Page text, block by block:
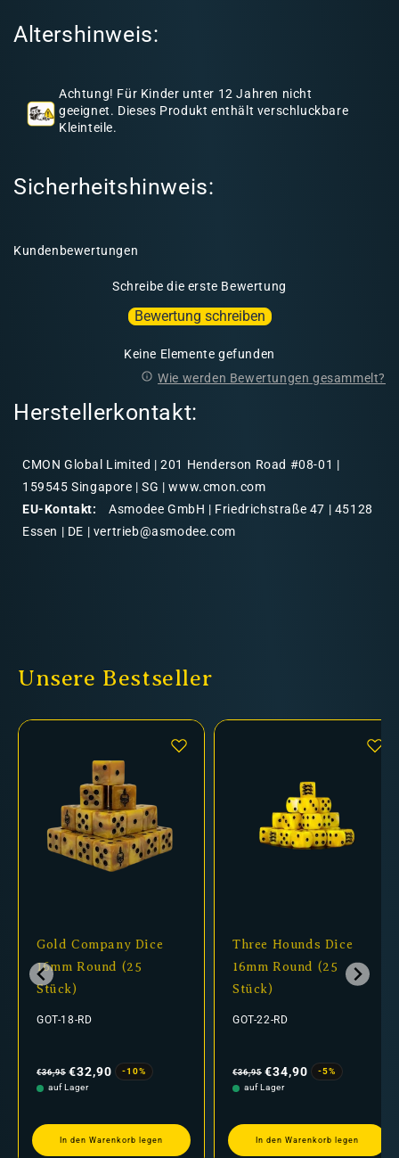
n
Altershinweis:
Achtung! Für Kinder unter 12 Jahren nicht
geeignet. Dieses Produkt enthält verschluckbare
Kleinteile.
Sicherheitshinweis:
Kundenbewertungen
Schreibe die erste Bewertung
Bewertung schreiben
Keine Elemente gefunden
Wie werden Bewertungen gesammelt?
Herstellerkontakt:
CMON Global Limited | 201 Henderson Road #08-01 |
159545 Singapore | SG | www.cmon.com
EU-Kontakt:
Asmodee GmbH | Friedrichstraße 47 | 45128
Essen | DE | vertrieb@asmodee.com
Unsere Bestseller
Gold Company Dice
16mm Round (25
Stück)
GOT-18-RD
Preis
€36,95 €32,90
-10%
auf Lager
In den Warenkorb legen
Three Hounds Dice
16mm Round (25
Stück)
GOT-22-RD
Preis
€36,95 €34,90
-5%
auf Lager
In den Warenkorb legen